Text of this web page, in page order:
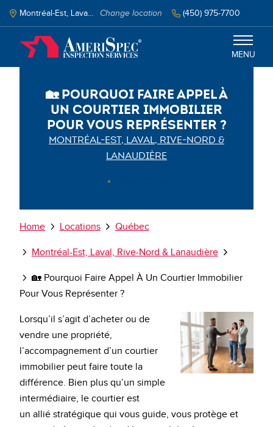
main
Montréal-Est, Laval, Rive-Nord & Lanaudière, QC Change location ‭(450) 975-7700‬
MENU
Montréal-Est, Laval, Rive-Nord &
Lanaudière
Services
Schedule Inspection
Select your language
🏡 Pourquoi faire appel à
un courtier immobilier
pour vous représenter ?
MONTRÉAL-EST, LAVAL, RIVE-NORD &
LANAUDIÈRE
Breadcrumb
Home Locations Québec
Montréal-Est, Laval, Rive-Nord & Lanaudière
🏡 Pourquoi Faire Appel À Un Courtier Immobilier
Pour Vous Représenter ?
Lorsqu’il s’agit d’acheter ou de
vendre une propriété,
l’accompagnement d’un courtier
immobilier peut faire toute la
différence. Bien plus qu’un simple
intermédiaire, le courtier est
un allié stratégique qui vous guide, vous protège et